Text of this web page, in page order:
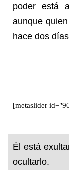
poder está
aunque
hace dos
[metaslider
Él está
ocultarlo.